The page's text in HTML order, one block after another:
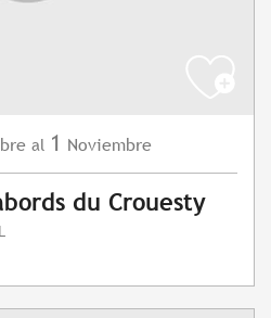
al 1 Noviembre
du Crouesty